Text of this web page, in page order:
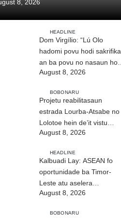
8, 2026
HEADLINE
Dom Virgílio: “Lú Olo
hadomi povu hodi sakrifika
an ba povu no nasaun ho
fuan”
August 8, 2026
BOBONARU
Projetu reabilitasaun
estrada Lourba-Atsabe no
Lolotoe hein de’it vistu
tribunál
August 8, 2026
HEADLINE
Kalbuadi Lay: ASEAN fo
oportunidade ba Timor-
Leste atu aselera
transformasaun ekonómika
August 8, 2026
BOBONARU